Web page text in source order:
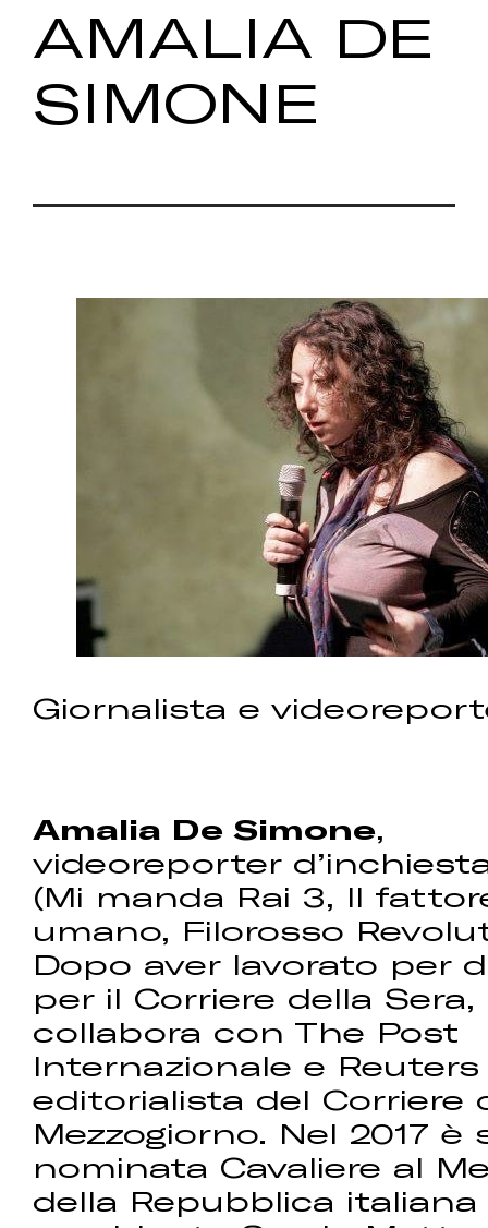
AMALIA DE
SIMONE
Giornalista e
Amalia De Simone,
videoreporter
(Mi manda Rai 3, Il
umano, Filorosso
Dopo aver lavorato per
per il Corriere della Sera,
collabora con The Post
Internazionale e
editorialista del Corriere
Mezzogiorno. Nel 2017 è
nominata Cavaliere al
della Repubblica italiana